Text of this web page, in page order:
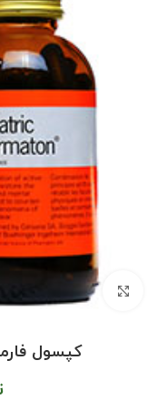
بزرگنمایی تصویر
کپسول